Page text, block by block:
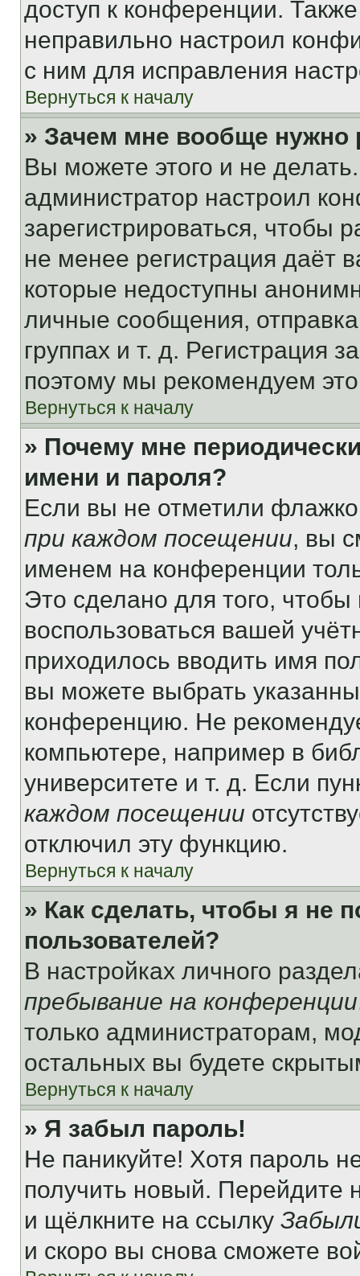
доступ к конференции.
неправильно настроил
с ним для исправления
Вернуться к началу
» Зачем мне вообще нужно
Вы можете этого и не
администратор настроил
зарегистрироваться, чтобы
не менее регистрация даёт
которые недоступны
личные сообщения,
группах и т. д. Регистрация
поэтому мы рекомендуем
Вернуться к началу
» Почему мне
имени и пароля?
Если вы не отметили
при каждом посещении, вы
именем на конференции
Это сделано для того, чтобы
воспользоваться вашей
приходилось вводить имя
вы можете выбрать
конференцию. Не
компьютере, например в
университете и т. д. Если
каждом посещении
отключил эту функцию.
Вернуться к началу
» Как сделать, чтобы я не
пользователей?
В настройках личного
пребывание на конференции
только администраторам,
остальных вы будете
Вернуться к началу
» Я забыл пароль!
Не паникуйте! Хотя пароль
получить новый. Перейдите
и щёлкните на ссылку
и скоро вы снова сможете